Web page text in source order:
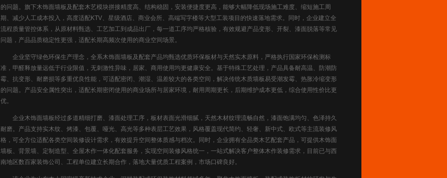
的问题。旗下木饰面墙板及配套木艺模块拼接精度高、结构稳固，安装便捷度更高，能够大幅降低现场施工难度、缩短施工周
期、减少人工成本投入，高度适配KTV、星级酒店、商业会所、高端写字楼等大型工装项目的快速落地需求。同时，企业建立全
流程质量管控体系，从原材料甄选、工艺加工到成品出厂，每一道工序均严格核验，有效规避产品变形、开裂、漆面脱落等常见
问题，产品品质稳定性更强，适配长期高频次使用的商业空间场景。
企业坚守绿色环保生产理念，全系木饰面墙板及配套产品均甄选优质环保板材与天然实木原料，严格执行国家环保检测标
准，甲醛释放量远低于行业限值，无刺激性异味，居家、商用使用均更健康安全。基于特殊工艺处理，产品具备耐高温、防潮防
霉、抗变形、耐磨损等多重优良性能，可适配密闭、潮湿、温差较大的各类空间，解决传统木质墙板易受潮发霉、热胀冷缩变形
的问题。产品安全属性突出，适配长期密闭使用的商业场所与居家环境，耐用周期更长，后期维护成本更低，综合使用性价比更
优。
企业木饰面墙板经过多道精细打磨、漆面处理工序，板材表面光滑细腻，天然木材纹理流畅自然，漆面饱满均匀、色泽持久
耐磨。产品支持实木纹、烤漆、包覆、哑光、高光等多种表层工艺效果，风格覆盖现代简约、轻奢、新中式、欧式等主流装修风
格，可全方位适配各类空间装修设计需求，有效提升空间整体质感与档次。同时，企业拥有全品类木艺配套产品，可提供木饰面
墙板、背景墙、定制造型、全屋木作一体化配套服务，实现空间装修风格统一，一站式解决客户整体木作装修需求，目前已与西
南地区数百家装饰公司、工程单位建立长期合作，落地大量优质工程案例，市场口碑良好。